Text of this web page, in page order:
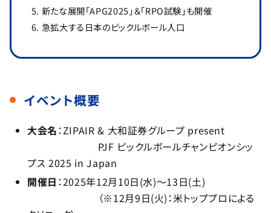
新たな展開「APG2025」＆「RPO試験」も開催
急拡大する日本のピックルボール人口
イベント概要
大会名：ZIPAIR & 大和証券グループ present
PJF ピックルボールチャンピオンシッ
プス 2025 in Japan
開催日 ：2025年12月10日(水)～13日(土)
（※12月9日(火)：米トッププロによる